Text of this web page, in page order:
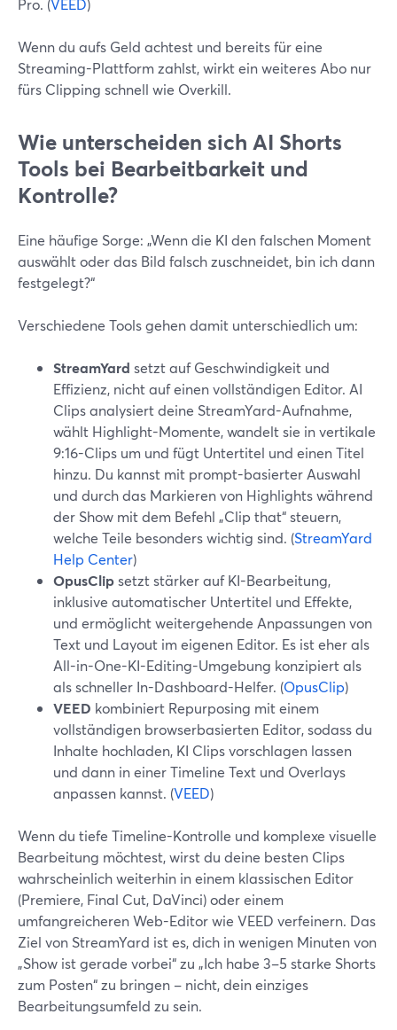
Pro. (VEED)
Wenn du aufs Geld achtest und bereits für eine
Streaming-Plattform zahlst, wirkt ein weiteres Abo nur
fürs Clipping schnell wie Overkill.
Wie unterscheiden sich AI Shorts
Tools bei Bearbeitbarkeit und
Kontrolle?
Eine häufige Sorge: „Wenn die KI den falschen Moment
auswählt oder das Bild falsch zuschneidet, bin ich dann
festgelegt?“
Verschiedene Tools gehen damit unterschiedlich um:
StreamYard setzt auf Geschwindigkeit und
Effizienz, nicht auf einen vollständigen Editor. AI
Clips analysiert deine StreamYard-Aufnahme,
wählt Highlight-Momente, wandelt sie in vertikale
9:16-Clips um und fügt Untertitel und einen Titel
hinzu. Du kannst mit prompt-basierter Auswahl
und durch das Markieren von Highlights während
der Show mit dem Befehl „Clip that“ steuern,
welche Teile besonders wichtig sind. (StreamYard
Help Center)
OpusClipsetzt stärker auf KI-Bearbeitung,
inklusive automatischer Untertitel und Effekte,
und ermöglicht weitergehende Anpassungen von
Text und Layout im eigenen Editor. Es ist eher als
All-in-One-KI-Editing-Umgebung konzipiert als
als schneller In-Dashboard-Helfer. (OpusClip)
VEED kombiniert Repurposing mit einem
vollständigen browserbasierten Editor, sodass du
Inhalte hochladen, KI Clips vorschlagen lassen
und dann in einer Timeline Text und Overlays
anpassen kannst. (VEED)
Wenn du tiefe Timeline-Kontrolle und komplexe visuelle
Bearbeitung möchtest, wirst du deine besten Clips
wahrscheinlich weiterhin in einem klassischen Editor
(Premiere, Final Cut, DaVinci) oder einem
umfangreicheren Web-Editor wie VEED verfeinern. Das
Ziel von StreamYard ist es, dich in wenigen Minuten von
„Show ist gerade vorbei“ zu „Ich habe 3–5 starke Shorts
zum Posten“ zu bringen – nicht, dein einziges
Bearbeitungsumfeld zu sein.